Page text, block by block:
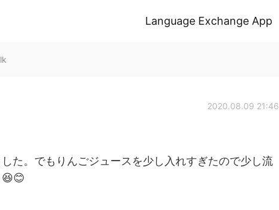
Language Exchange App
2020.08.09 21:46
た。でもりんごジュースを少し入れすぎたので少し流